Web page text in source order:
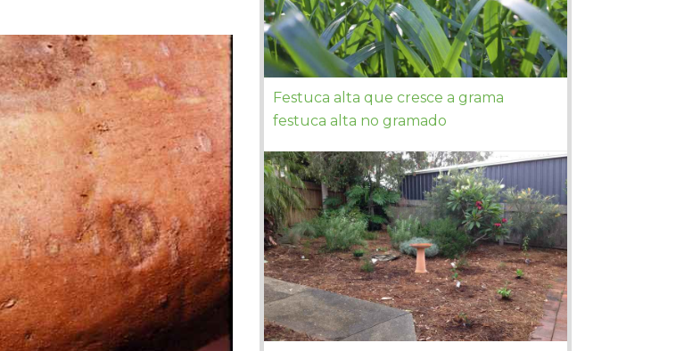
Festuca alta que cresce a grama
festuca alta no gramado